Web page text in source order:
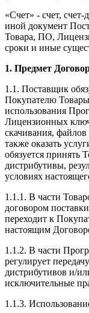
«Счет» - счет,
иной документ
Товара, ПО,
сроки и иные
1. Предмет
1.1. Поставщик
Покупателю
использования
Лицензионных
скачивания,
также оказать
обязуется
дистрибутивы,
условиях
1.1.1. В части
договором
переходит к
настоящим
1.1.2. В части
регулирует
дистрибутивов и/
исключительные
1.1.3.